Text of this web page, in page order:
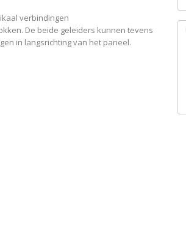
verbindingen
De beide geleiders kunnen tevens
in langsrichting van het paneel.